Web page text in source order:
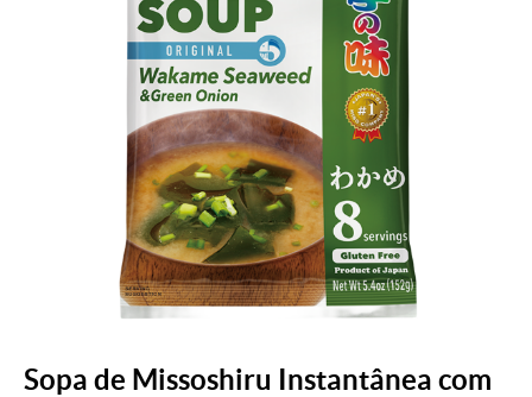
Sopa de Missoshiru Instantânea com